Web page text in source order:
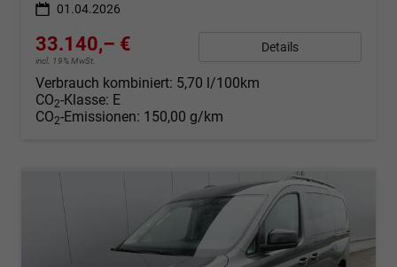
01.04.2026
33.140,– €
incl. 19% MwSt.
Details
Verbrauch kombiniert: 5,70 l/100km
CO2-Klasse: E
CO2-Emissionen: 150,00 g/km